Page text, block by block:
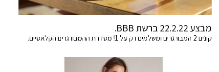
מבצע 22.2.22 ברשת BBB.
קונים 2 המבורגרים ומשלמים רק על 1! מסדרת ההמבורגרים הקלאסיים.